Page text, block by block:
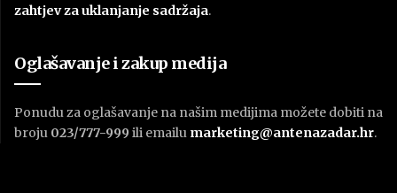
zahtjev za uklanjanje sadržaja.
Oglašavanje i zakup medija
Ponudu za oglašavanje na našim medijima možete dobiti na
broju 023/777-999 ili emailu marketing@antenazadar.hr.